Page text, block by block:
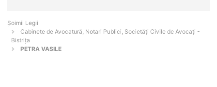
Șoimii Legii
Cabinete de Avocatură, Notari Publici, Societăți Civile de Avocați -
Bistriţa
PETRA VASILE